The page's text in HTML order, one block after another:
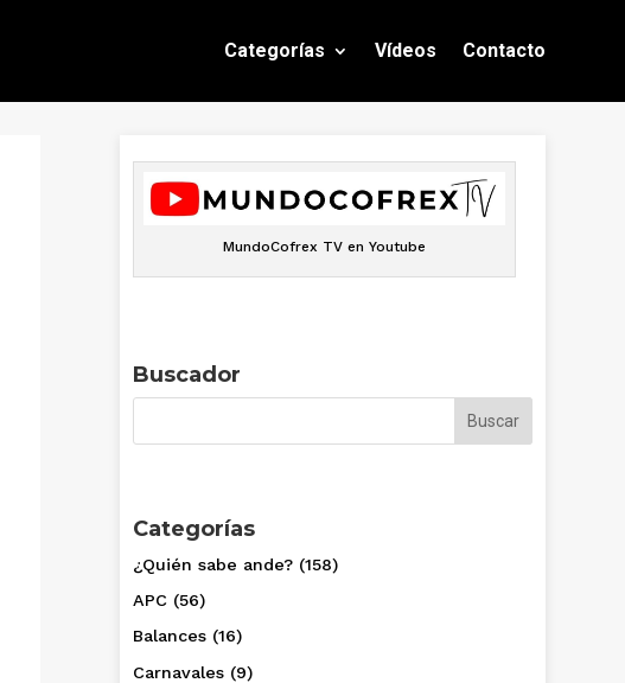
Categorías Vídeos Contacto
MundoCofrex TV en Youtube
Buscador
Categorías
¿Quién sabe ande? (158)
APC (56)
Balances (16)
Carnavales (9)